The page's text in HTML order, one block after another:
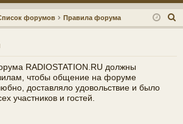
ум
"И
ив
ид
уа
ив
ст
ог
о
д ис
тр
форумов Правила форума
о
RADIOSTATION.RU должны
чтобы общение на форуме
доставляло удовольствие и было
участников и гостей.